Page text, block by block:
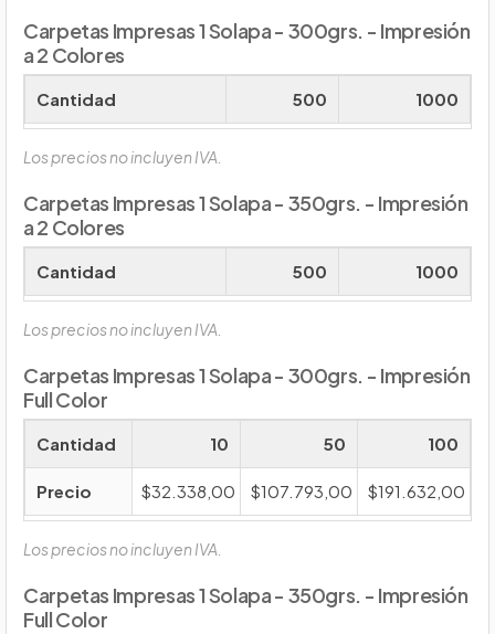
Carpetas Impresas 1 Solapa - 300grs. - Impresión
a 2 Colores
Cantidad 500 1000
Los precios no incluyen IVA.
Carpetas Impresas 1 Solapa - 350grs. - Impresión
a 2 Colores
Cantidad 500 1000
Los precios no incluyen IVA.
Carpetas Impresas 1 Solapa - 300grs. - Impresión
Full Color
Cantidad 10 50 100
Precio $32.338,00 $107.793,00 $191.632,00
Los precios no incluyen IVA.
Carpetas Impresas 1 Solapa - 350grs. - Impresión
Full Color